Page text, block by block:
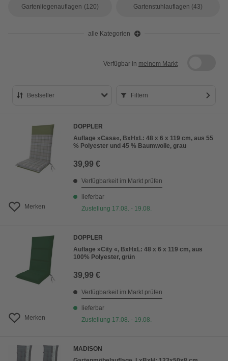
Gartenliegenauflagen (120) Gartenstuhlauflagen (43)
alle Kategorien
Verfügbar in meinem Markt
Bestseller
Preis aufsteigend
Preis absteigend
Bewertung
Filtern
Merken
DOPPLER
Auflage »Casa«, BxHxL: 48 x 6 x 119 cm, aus 55
% Polyester und 45 % Baumwolle, grau
39,99 €
Verfügbarkeit im Markt prüfen
lieferbar
Zustellung 17.08. - 19.08.
Merken
DOPPLER
Auflage »City «, BxHxL: 48 x 6 x 119 cm, aus
100% Polyester, grün
39,99 €
Verfügbarkeit im Markt prüfen
lieferbar
Zustellung 17.08. - 19.08.
MADISON